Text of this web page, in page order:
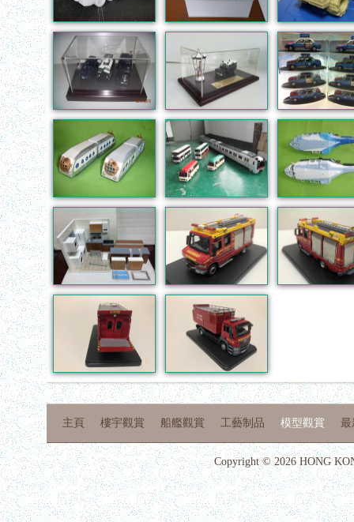
主頁 樓宇觀賞 船艦觀賞 工藝制品 模型觀賞 最
Copyright © 2026 HONG